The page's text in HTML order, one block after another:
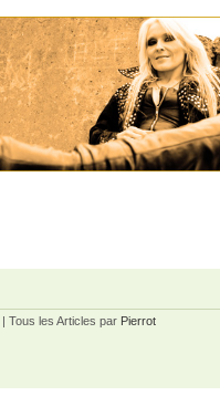
| Tous les Articles par Pierrot